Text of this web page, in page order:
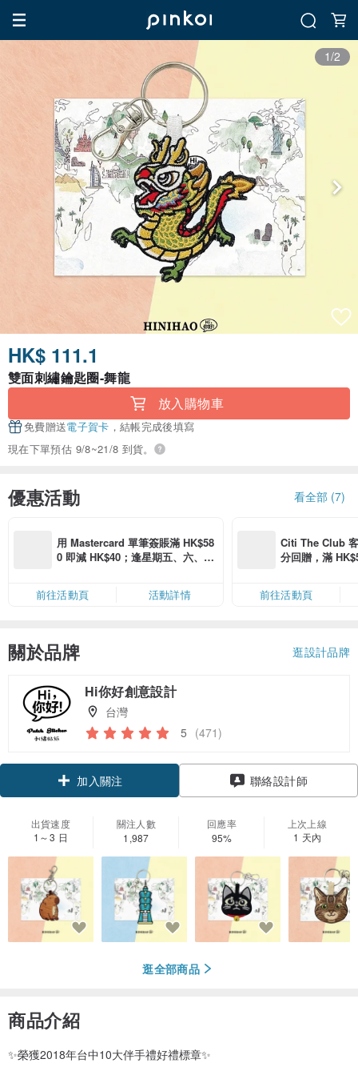
1/2
HK$ 111.1
雙面刺繡鑰匙圈-舞龍
放入購物車
免費贈送電子賀卡 ，結帳完成後填寫
現在下單預估 9/8~21/8 到貨。
優惠活動 看全部 (7)
用 Mastercard 單筆簽賬滿 HK$58
0 即減 HK$40；逢星期五、六、日
卡」結帳）
前往活動頁 活動詳情
Citi The Club
分回贈，滿
前往活動頁
關於品牌 逛設計品牌
Hi你好創意設計
台灣
5 (471)
加入關注
聯絡設計師
出貨速度
1～3 日
關注人數
1,987
回應率
95%
上次上線
1 天內
逛全部商品
商品介紹
✨榮獲2018年台中10大伴手禮好禮標章✨